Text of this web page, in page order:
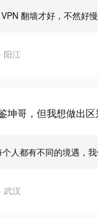
翻墙才好，不然好
阳江
坤哥，但我想做出
人都有不同的境遇，
武汉